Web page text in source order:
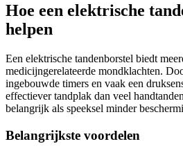
Hoe een elektrische
helpen
Een elektrische tandenborstel biedt
medicijngerelateerde mondklachten.
ingebouwde timers en vaak een
effectiever tandplak dan veel
belangrijk als speeksel minder
Belangrijkste voordelen